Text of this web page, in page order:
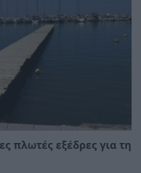
πλωτές εξέδρες για τη